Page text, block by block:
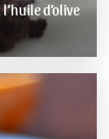
d’olive